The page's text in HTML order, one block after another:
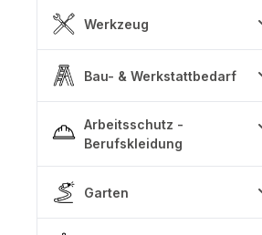
Werkzeug
Bau- & Werkstattbedarf
Arbeitsschutz -
Berufskleidung
Garten